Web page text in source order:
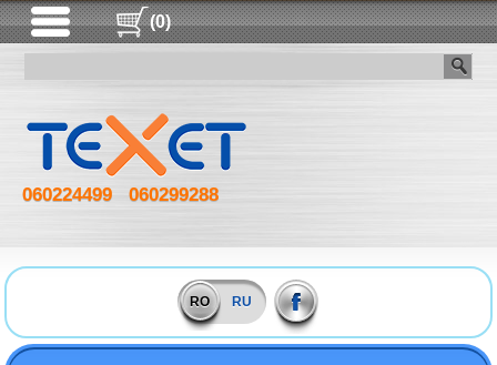
(0)
060224499 060299288
RO RU